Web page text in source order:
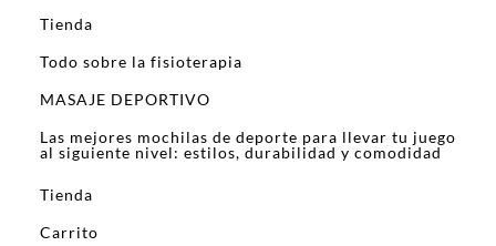
Tienda
Todo sobre la fisioterapia
MASAJE DEPORTIVO
Las mejores mochilas de deporte para llevar tu juego
al siguiente nivel: estilos, durabilidad y comodidad
Tienda
Carrito